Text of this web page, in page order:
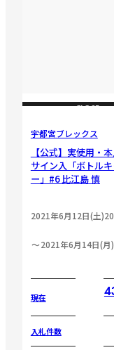
CLOSE
宇都宮ブレックス
【公式】実使用・
サイン入「ボトルキ
ー」#6 比江島 慎
2021年6月12日(土
2021年6月14日(月
現在
入札件数